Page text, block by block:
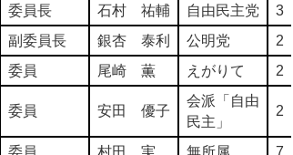
委員長
石村 祐輔 自由民主党
3
副委員長
銀杏 泰利 公明党
2
委員
尾崎 薫 えがりて 2
委員 安田 優子
会派「自由
民主」
2
委員 村田 実 無所属
7